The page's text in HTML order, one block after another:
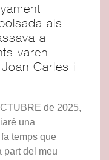
als
a
varen
Carles i
de 2025,
una
temps que
part del meu